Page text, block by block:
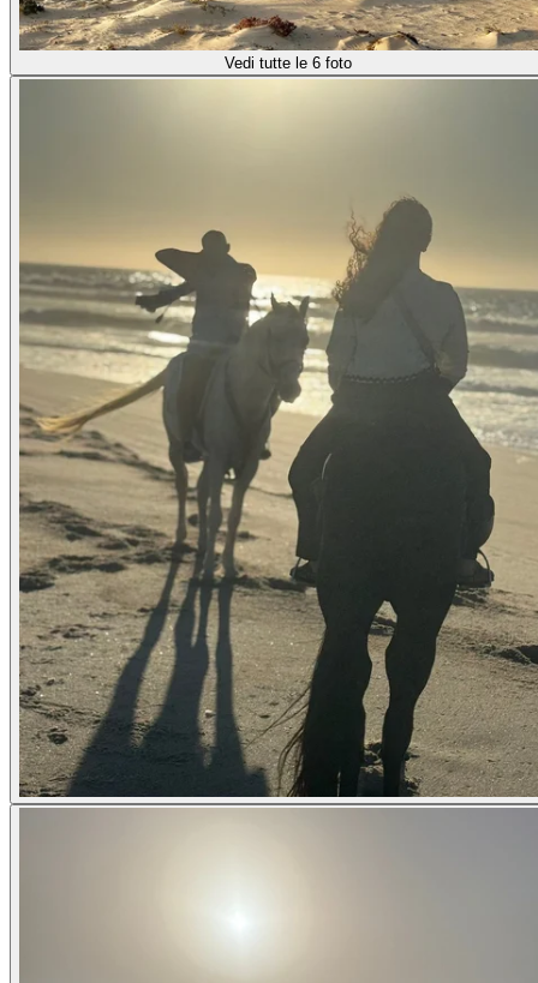
Vedi tutte le 6 foto